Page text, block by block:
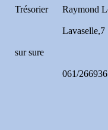
Trésorier Raymond
sur sure
061/